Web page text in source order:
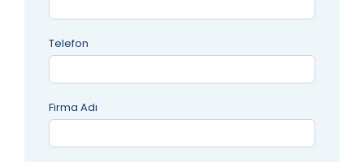
Telefon
Firma Adı